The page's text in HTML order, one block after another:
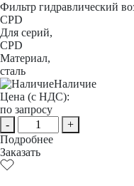
Фильтр гидравлический
CPD
Для серий,
CPD
Материал,
сталь
Наличие
Цена (с НДС):
по запросу
-
+
Подробнее
Заказать